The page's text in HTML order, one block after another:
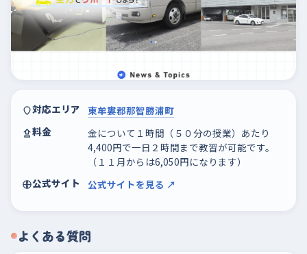
対応エリア 東牟婁郡那智勝浦町
料金
金について１時間（５０分の授業）あたり
4,400円で一日２時間まで教習が可能です。
（１１月からは6,050円になります）
公式サイト
公式サイトを見る ↗
よくある質問